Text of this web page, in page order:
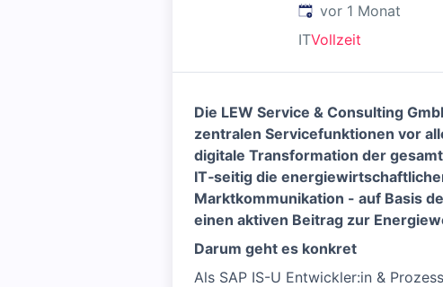
Veröffentlicht:
vor 1 Monat
ITVollzeit
Die LEW Service & Consulting
zentralen Servicefunktionen vor
digitale Transformation der
IT‑seitig die
Marktkommunikation - auf Basis
einen aktiven Beitrag zur
Darum geht es konkret
Als SAP IS-U Entwickler:in &